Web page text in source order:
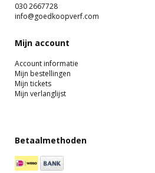
030 2667728
info@goedkoopverf.com
Mijn account
Account informatie
Mijn bestellingen
Mijn tickets
Mijn verlanglijst
Betaalmethoden